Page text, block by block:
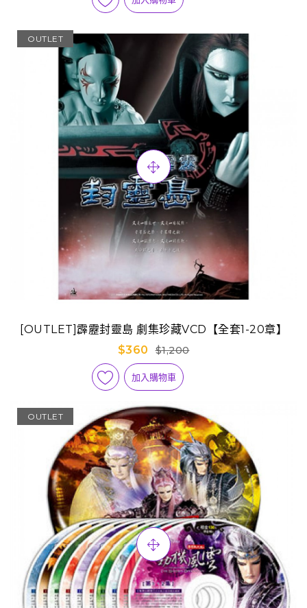
OUTLET
[OUTLET]霹靂封靈島 劇集珍藏VCD【全套1-20章】
$360
$1,200
加入購物車
OUTLET